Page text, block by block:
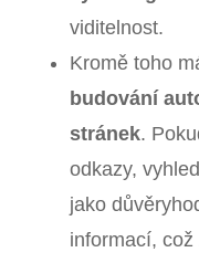
viditelnost.
Kromě toho
budování
stránek.
odkazy,
jako
informací,